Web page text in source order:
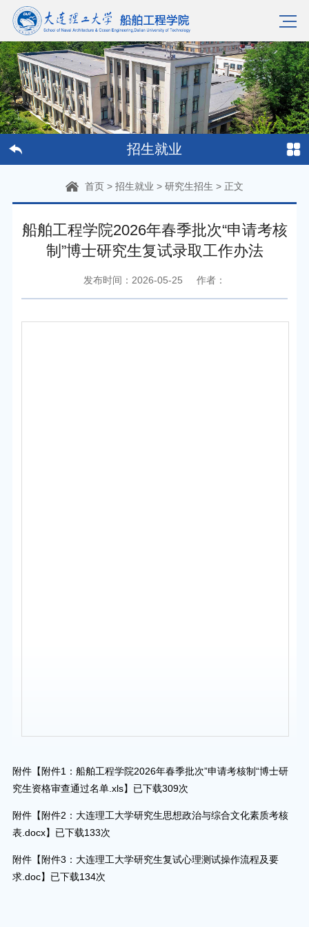
招生就业
首页 > 招生就业 > 研究生招生 > 正文
船舶工程学院2026年春季批次“申请考核
制”博士研究生复试录取工作办法
发布时间：2026-05-25 作者：
附件【 附件1：船舶工程学院2026年春季批次”申请考核制“博士研
究生资格审查通过名单.xls】已下载309次
附件【 附件2：大连理工大学研究生思想政治与综合文化素质考核
表.docx】已下载133次
附件【 附件3：大连理工大学研究生复试心理测试操作流程及要
求.doc】已下载134次